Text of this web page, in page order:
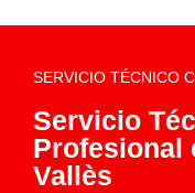
SERVICIO TÉCNICO
Servicio
Profesional
Vallès